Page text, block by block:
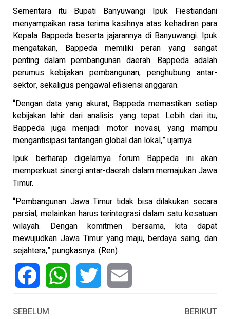
Sementara itu Bupati Banyuwangi Ipuk Fiestiandani
menyampaikan rasa terima kasihnya atas kehadiran para
Kepala Bappeda beserta jajarannya di Banyuwangi. Ipuk
mengatakan, Bappeda memiliki peran yang sangat
penting dalam pembangunan daerah. Bappeda adalah
perumus kebijakan pembangunan, penghubung antar-
sektor, sekaligus pengawal efisiensi anggaran.
“Dengan data yang akurat, Bappeda memastikan setiap
kebijakan lahir dari analisis yang tepat. Lebih dari itu,
Bappeda juga menjadi motor inovasi, yang mampu
mengantisipasi tantangan global dan lokal,” ujarnya.
Ipuk berharap digelarnya forum Bappeda ini akan
memperkuat sinergi antar-daerah dalam memajukan Jawa
Timur.
“Pembangunan Jawa Timur tidak bisa dilakukan secara
parsial, melainkan harus terintegrasi dalam satu kesatuan
wilayah. Dengan komitmen bersama, kita dapat
mewujudkan Jawa Timur yang maju, berdaya saing, dan
sejahtera,” pungkasnya. (Ren)
SEBELUM
BERIKUT